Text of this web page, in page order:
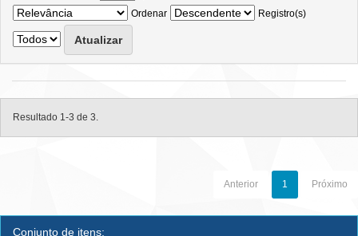
Ordenar
Registro(s)
Resultado 1-3 de 3.
Anterior 1 Próximo
Conjunto de itens: